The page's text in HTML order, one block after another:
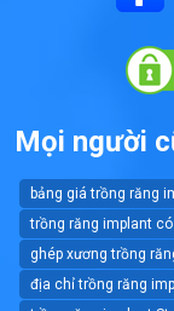
Mọi người
bảng giá trồng răng
trồng răng implant
ghép xương trồng
địa chỉ trồng răng